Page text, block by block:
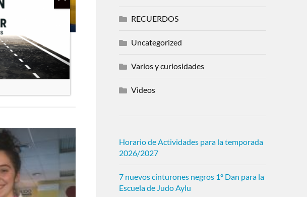
RECUERDOS
Uncategorized
Varios y curiosidades
Videos
Horario de Actividades para la temporada
2026/2027
7 nuevos cinturones negros 1º Dan para la
Escuela de Judo Aylu